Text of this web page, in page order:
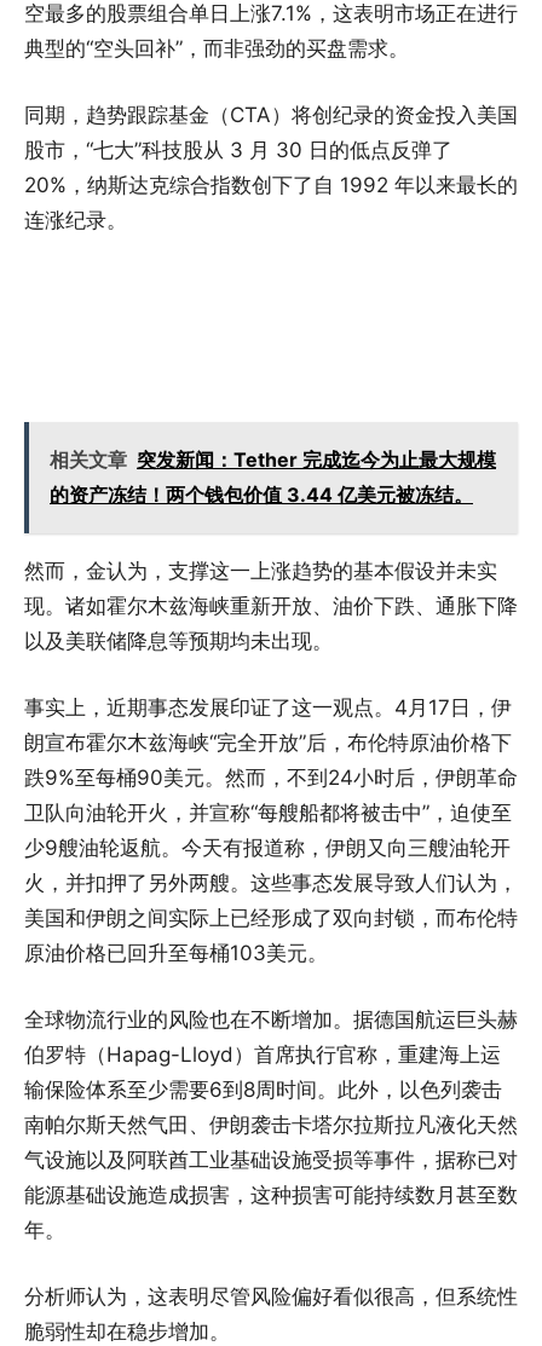
空最多的股票组合单日上涨7.1%，这表明市场正在进行
典型的“空头回补”，而非强劲的买盘需求。
同期，趋势跟踪基金（CTA）将创纪录的资金投入美国
股市，“七大”科技股从 3 月 30 日的低点反弹了
20%，纳斯达克综合指数创下了自 1992 年以来最长的
连涨纪录。
相关文章 突发新闻：Tether 完成迄今为止最大规模
的资产冻结！两个钱包价值 3.44 亿美元被冻结。
然而，金认为，支撑这一上涨趋势的基本假设并未实
现。诸如霍尔木兹海峡重新开放、油价下跌、通胀下降
以及美联储降息等预期均未出现。
事实上，近期事态发展印证了这一观点。4月17日，伊
朗宣布霍尔木兹海峡“完全开放”后，布伦特原油价格下
跌9%至每桶90美元。然而，不到24小时后，伊朗革命
卫队向油轮开火，并宣称“每艘船都将被击中”，迫使至
少9艘油轮返航。今天有报道称，伊朗又向三艘油轮开
火，并扣押了另外两艘。这些事态发展导致人们认为，
美国和伊朗之间实际上已经形成了双向封锁，而布伦特
原油价格已回升至每桶103美元。
全球物流行业的风险也在不断增加。据德国航运巨头赫
伯罗特（Hapag-Lloyd）首席执行官称，重建海上运
输保险体系至少需要6到8周时间。此外，以色列袭击
南帕尔斯天然气田、伊朗袭击卡塔尔拉斯拉凡液化天然
气设施以及阿联酋工业基础设施受损等事件，据称已对
能源基础设施造成损害，这种损害可能持续数月甚至数
年。
分析师认为，这表明尽管风险偏好看似很高，但系统性
脆弱性却在稳步增加。